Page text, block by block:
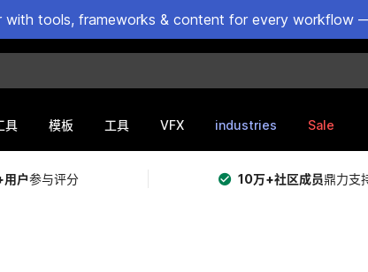
with tools, frameworks & content for every workflow
具 模板 工具 VFX industries Sale
户参与评分 10万+社区成员鼎力支